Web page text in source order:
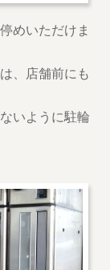
めいただけま
、店舗前にも
いように駐輪